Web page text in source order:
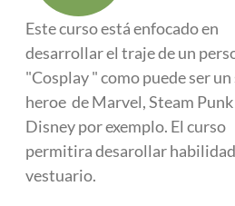
era:
480.00
Este curso está enfocado en
desarrollar el traje de un
"Cosplay " como puede ser
heroe de Marvel, Steam
Disney por exemplo. El curso
permitira desarollar
vestuario.